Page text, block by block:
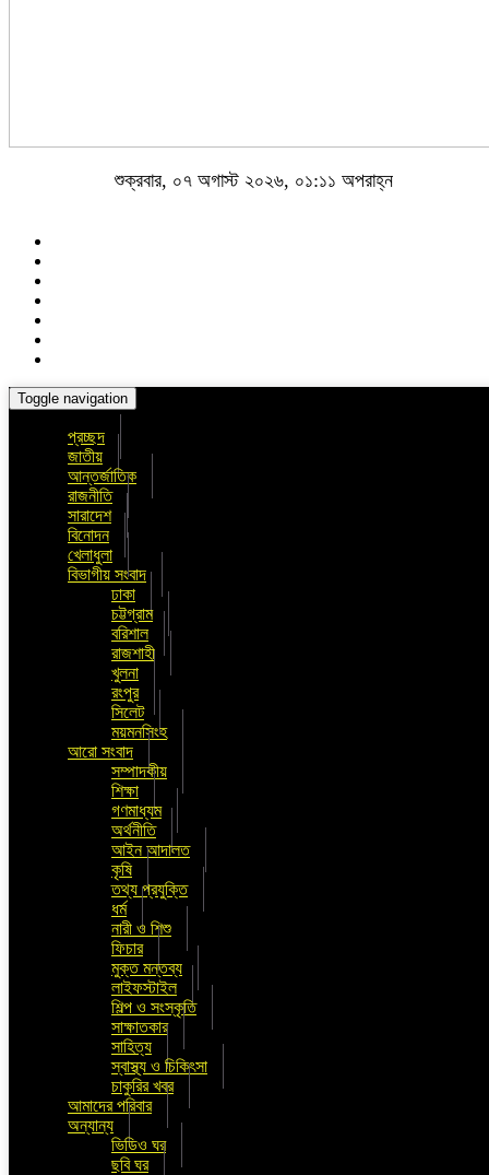
শুক্রবার, ০৭ অগাস্ট ২০২৬, ০১:১১ অপরাহ্ন
Toggle navigation
প্রচ্ছদ
জাতীয়
আন্তর্জাতিক
রাজনীতি
সারাদেশ
বিনোদন
খেলাধুলা
বিভাগীয় সংবাদ
ঢাকা
চট্টগ্রাম
বরিশাল
রাজশাহী
খুলনা
রংপুর
সিলেট
ময়মনসিংহ
আরো সংবাদ
সম্পাদকীয়
শিক্ষা
গণমাধ্যম
অর্থনীতি
আইন আদালত
কৃষি
তথ্য প্রযুক্তি
ধর্ম
নারী ও শিশু
ফিচার
মুক্ত মন্তব্য
লাইফস্টাইল
শিল্প ও সংস্কৃতি
সাক্ষাতকার
সাহিত্য
স্বাস্থ্য ও চিকিৎসা
চাকুরির খবর
আমাদের পরিবার
অন্যান্য
ভিডিও ঘর
ছবি ঘর